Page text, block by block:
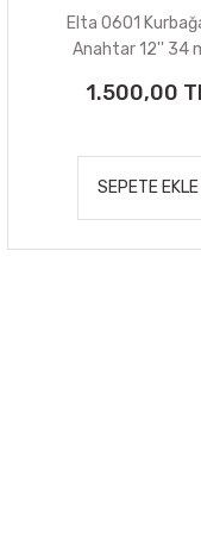
Elta 0601
Anahtar 12'' 34
1.500,00
SEPETE EKLE